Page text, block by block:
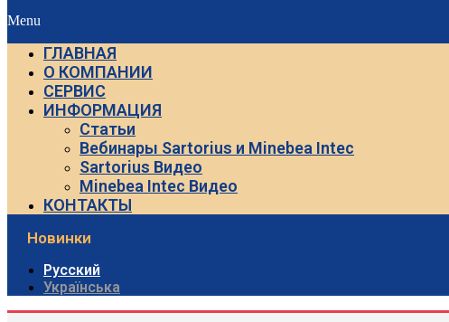
Menu
ГЛАВНАЯ
О КОМПАНИИ
СЕРВИС
ИНФОРМАЦИЯ
Статьи
Вебинары Sartorius и Minebea Intec
Sartorius Видео
Minebea Intec Видео
КОНТАКТЫ
Новинки
Русский
Українська